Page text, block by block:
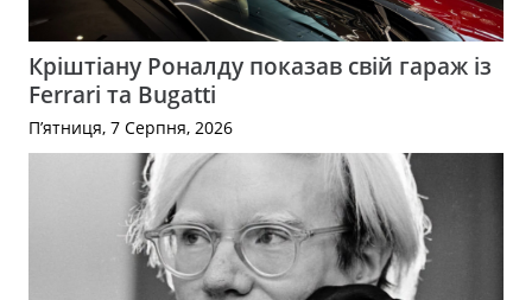
Кріштіану Роналду показав свій гараж із
Ferrari та Bugatti
П’ятниця, 7 Серпня, 2026